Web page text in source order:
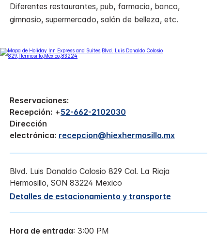
Diferentes restaurantes, pub, farmacia, banco,
gimnasio, supermercado, salón de belleza, etc.
Reservaciones:
Recepción: +52-662-2102030
Dirección
electrónica: recepcion@hiexhermosillo.mx
Blvd. Luis Donaldo Colosio 829 Col. La Rioja
Hermosillo, SON 83224 Mexico
Detalles de estacionamiento y transporte
Hora de entrada: 3:00 PM